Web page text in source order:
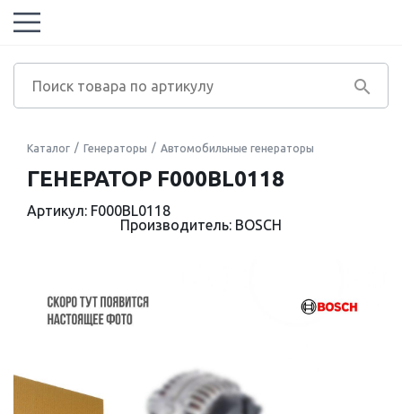
Каталог Генераторы Автомобильные генераторы
ГЕНЕРАТОР F000BL0118
Артикул: F000BL0118
Производитель: BOSCH